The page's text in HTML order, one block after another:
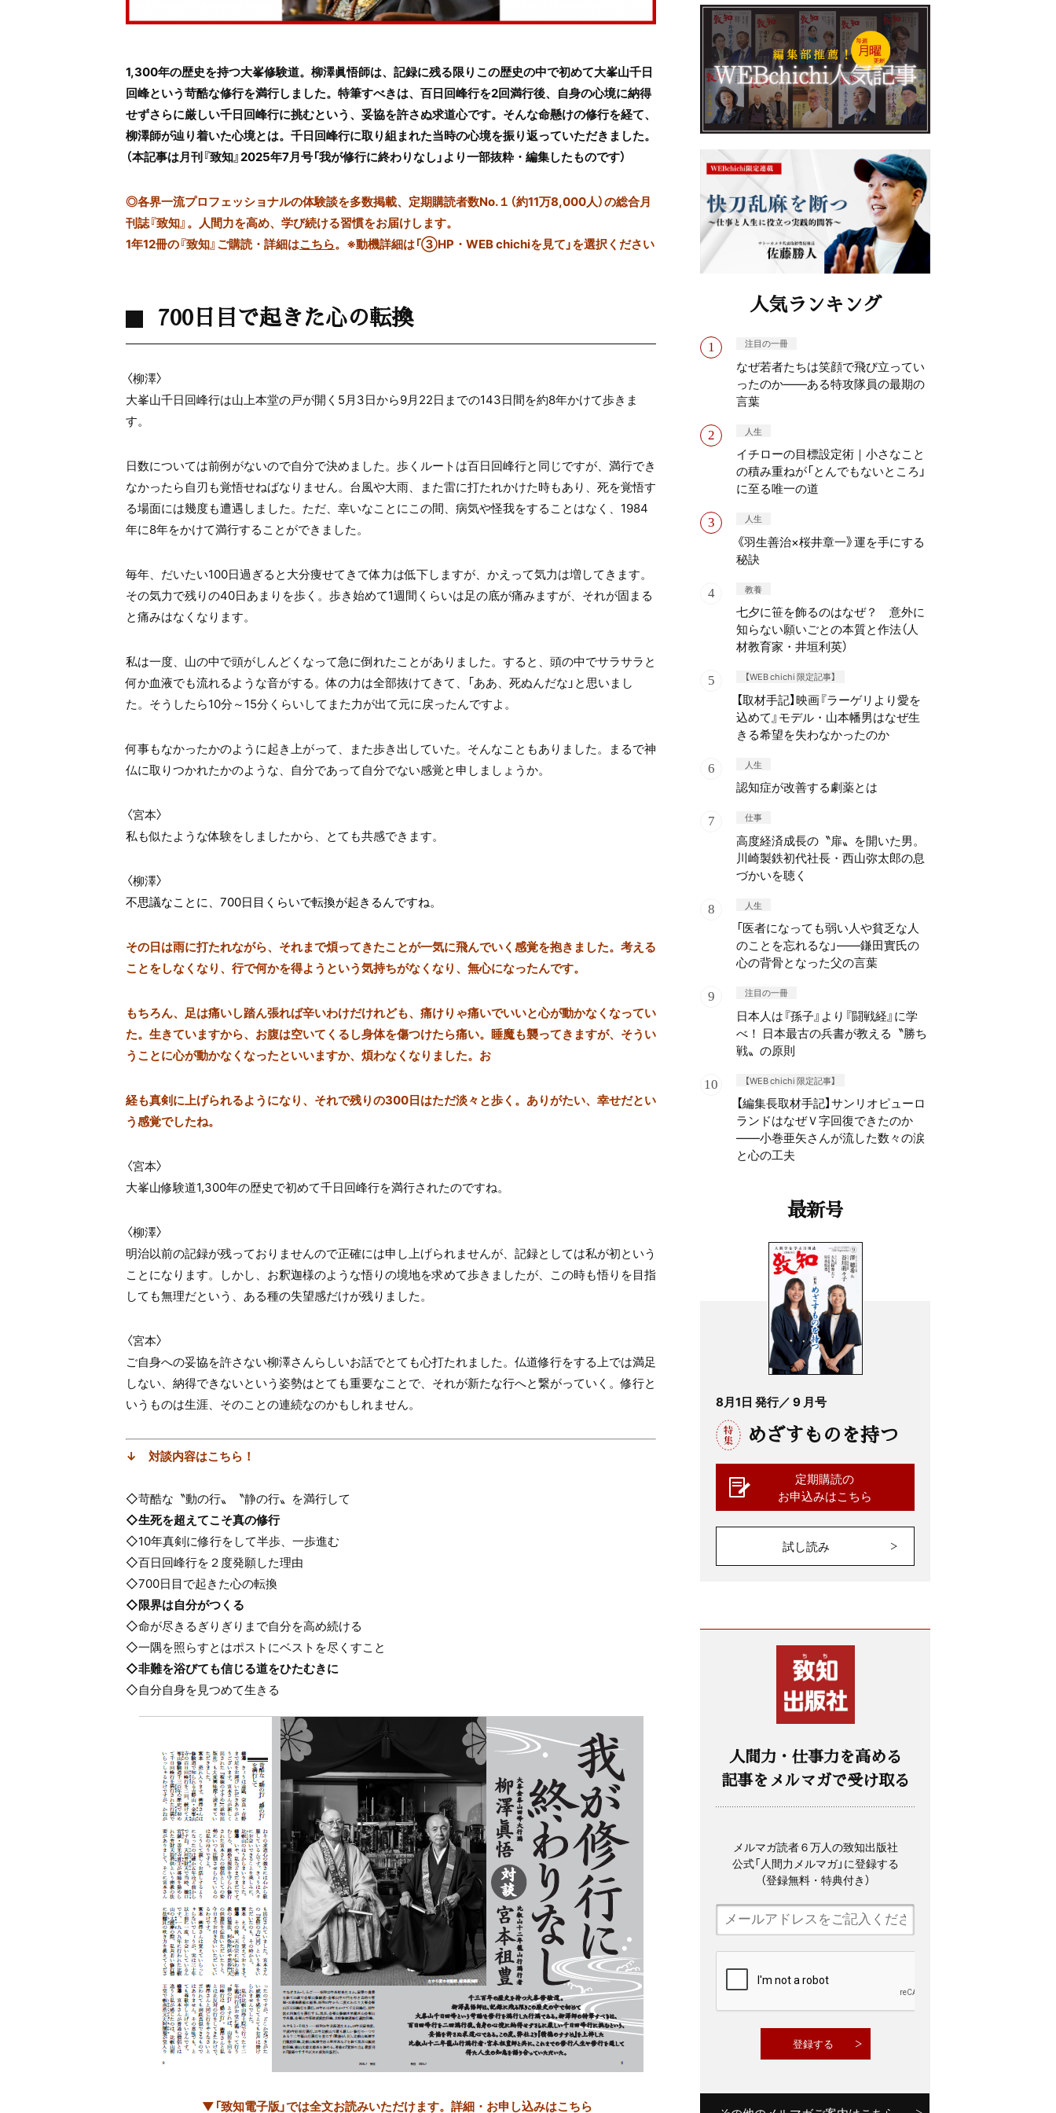
1,300年の歴史を持つ大峯修験道。柳澤眞悟師は、記録に残る限りこの歴史の中で初めて大峯山千日
回峰という苛酷な修行を満行しました。特筆すべきは、百日回峰行を2回満行後、自身の心境に納得
せずさらに厳しい千日回峰行に挑むという、妥協を許さぬ求道心です。そんな命懸けの修行を経て、
柳澤師が辿り着いた心境とは。千日回峰行に取り組まれた当時の心境を振り返っていただきました。
（本記事は月刊『致知』2025年7月号「我が修行に終わりなし」より一部抜粋・編集したものです）
◎各界一流プロフェッショナルの体験談を多数掲載、定期購読者数No.１（約11万8,000人）の総合月
刊誌『致知』。人間力を高め、学び続ける習慣をお届けします。
1年12冊の『致知』ご購読・詳細はこちら。 ※動機詳細は「③HP・WEB chichiを見て」を選択ください
700日目で起きた心の転換
〈柳澤〉
大峯山千日回峰行は山上本堂の戸が開く5月3日から9月22日までの143日間を約8年かけて歩きま
す。
日数については前例がないので自分で決めました。歩くルートは百日回峰行と同じですが、満行でき
なかったら自刃も覚悟せねばなりません。台風や大雨、また雷に打たれかけた時もあり、死を覚悟す
る場面には幾度も遭遇しました。ただ、幸いなことにこの間、病気や怪我をすることはなく、1984
年に8年をかけて満行することができました。
毎年、だいたい100日過ぎると大分痩せてきて体力は低下しますが、かえって気力は増してきます。
その気力で残りの40日あまりを歩く。歩き始めて1週間くらいは足の底が痛みますが、それが固まる
と痛みはなくなります。
私は一度、山の中で頭がしんどくなって急に倒れたことがありました。すると、頭の中でサラサラと
何か血液でも流れるような音がする。体の力は全部抜けてきて、「ああ、死ぬんだな」と思いまし
た。そうしたら10分～15分くらいしてまた力が出て元に戻ったんですよ。
何事もなかったかのように起き上がって、また歩き出していた。そんなこともありました。まるで神
仏に取りつかれたかのような、自分であって自分でない感覚と申しましょうか。
〈宮本〉
私も似たような体験をしましたから、とても共感できます。
〈柳澤〉
不思議なことに、700日目くらいで転換が起きるんですね。
その日は雨に打たれながら、それまで煩ってきたことが一気に飛んでいく感覚を抱きました。考える
ことをしなくなり、行で何かを得ようという気持ちがなくなり、無心になったんです。
もちろん、足は痛いし踏ん張れば辛いわけだけれども、痛けりゃ痛いでいいと心が動かなくなってい
た。生きていますから、お腹は空いてくるし身体を傷つけたら痛い。睡魔も襲ってきますが、そうい
うことに心が動かなくなったといいますか、煩わなくなりました。お
経も真剣に上げられるようになり、それで残りの300日はただ淡々と歩く。ありがたい、幸せだとい
う感覚でしたね。
〈宮本〉
大峯山修験道1,300年の歴史で初めて千日回峰行を満行されたのですね。
〈柳澤〉
明治以前の記録が残っておりませんので正確には申し上げられませんが、記録としては私が初という
ことになります。しかし、お釈迦様のような悟りの境地を求めて歩きましたが、この時も悟りを目指
しても無理だという、ある種の失望感だけが残りました。
〈宮本〉
ご自身への妥協を許さない柳澤さんらしいお話でとても心打たれました。仏道修行をする上では満足
しない、納得できないという姿勢はとても重要なことで、それが新たな行へと繋がっていく。修行と
いうものは生涯、そのことの連続なのかもしれません。
↓ 対談内容はこちら！
◇苛酷な〝動の行〟〝静の行〟を満行して
◇生死を超えてこそ真の修行
◇10年真剣に修行をして半歩、一歩進む
◇百日回峰行を２度発願した理由
◇700日目で起きた心の転換
◇限界は自分がつくる
◇命が尽きるぎりぎりまで自分を高め続ける
◇一隅を照らすとはポストにベストを尽くすこと
◇非難を浴びても信じる道をひたむきに
◇自分自身を見つめて生きる
▼「致知電子版」では全文お読みいただけます。詳細・お申し込みはこちら
人気ランキング
注目の一冊
なぜ若者たちは笑顔で飛び立ってい
ったのか——ある特攻隊員の最期の
言葉
人生
イチローの目標設定術｜小さなこと
の積み重ねが「とんでもないところ」
に至る唯一の道
人生
《羽生善治×桜井章一》運を手にする
秘訣
教養
七夕に笹を飾るのはなぜ？ 意外に
知らない願いごとの本質と作法（人
材教育家・井垣利英）
【WEB chichi 限定記事】
【取材手記】映画『ラーゲリより愛を
込めて』モデル・山本幡男はなぜ生
きる希望を失わなかったのか
人生
認知症が改善する劇薬とは
仕事
高度経済成長の〝扉〟を開いた男。
川崎製鉄初代社長・西山弥太郎の息
づかいを聴く
人生
「医者になっても弱い人や貧乏な人
のことを忘れるな」——鎌田實氏の
心の背骨となった父の言葉
注目の一冊
日本人は『孫子』より『闘戦経』に学
べ！ 日本最古の兵書が教える〝勝ち
戦〟の原則
【WEB chichi 限定記事】
【編集長取材手記】サンリオピューロ
ランドはなぜＶ字回復できたのか
——小巻亜矢さんが流した数々の涙
と心の工夫
最新号
8月1日 発行／ 9 月号
めざすものを持つ
定期購読の
お申込みはこちら
試し読み
人間力・仕事力を高める
記事をメルマガで受け取る
メルマガ読者６万人の致知出版社
公式「人間力メルマガ」に登録する
（登録無料・特典付き）